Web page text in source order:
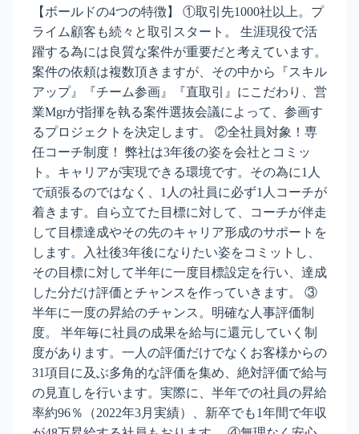
【ボールドの4つの特徴】 ①取引先1000社以上。プ
ライム顧客も続々と取引スタート。 生涯現役で活
躍する為には良質な案件が重要だと考えています。
案件の依頼は複数頂きますが、その中から『スキル
アップ』『チーム参画』『直取引』にこだわり、営
業Mgrが指揮を執る案件選抜会議によって、参画す
るプロジェクトを決定します。 ②全社員対象！専
任コーチ制度！ 弊社は3年後の姿を会社とコミッ
ト。キャリアが実現できる環境です。その為に1人
で頑張るのではなく、1人の社員に必ず1人コーチが
着きます。自ら立てた目標に対して、コーチが伴走
して目標達成やその先のキャリア形成のサポートを
します。入社後3年後になりたい姿をコミットし、
その目標に対して半年に一度目標設定を行い、達成
した分だけ評価とチャンスを作っていきます。 ③
半年に一度の昇給のチャンス。明確な人事評価制
度。 半年毎に社員の成果を給与に還元していく制
度があります。一人の評価だけでなくお客様からの
31項目に及ぶ多角的な評価を集め、絶対評価で給与
の見直しを行います。実際に、半年での社員の昇給
率約96％（2022年3月実績）、新卒でも1年間で年収